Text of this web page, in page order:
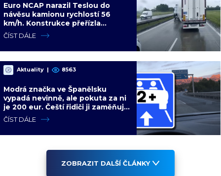
Euro NCAP narazil Teslou do
návěsu kamionu rychlostí 56
km/h. Konstrukce přeřízla
kabinu, figurína neměla šanci
ČÍST DÁLE
Aktuality | 8563
Modrá značka ve Španělsku
vypadá nevinně, ale pokuta za ni
je 200 eur. Čeští řidiči ji zaměňují
za informační ceduli
ČÍST DÁLE
ZOBRAZIT DALŠÍ ČLÁNKY